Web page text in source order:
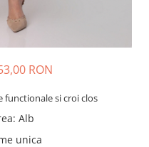
RON
functionale si croi clos
: Alb
unica